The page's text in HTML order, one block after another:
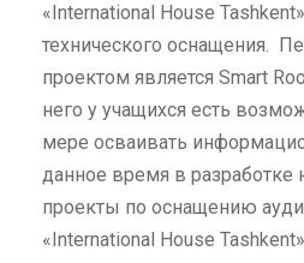
«International House
технического оснащения.
проектом является Smart
него у учащихся есть
мере осваивать
данное время в разработке
проекты по оснащению
«International House